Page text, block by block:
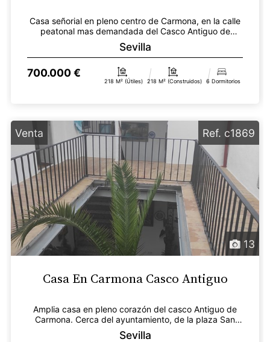
Casa señorial en pleno centro de Carmona, en la calle
peatonal mas demandada del Casco Antiguo de
Carmona...
Sevilla
700.000 €
218 M² (útiles) 218 M² (construidos) 6 Dormitorios
Venta
13
Ref. c1869
Casa En Carmona Casco Antiguo
Amplia casa en pleno corazón del casco Antiguo de
Carmona. Cerca del ayuntamiento, de la plaza San
Fernan...
Sevilla